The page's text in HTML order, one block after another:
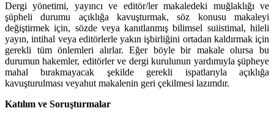
Dergi yönetimi, yayıncı ve editör/ler makaledeki muğlaklığı ve
şüpheli durumu açıklığa kavuşturmak, söz konusu makaleyi
değiştirmek için, sözde veya kanıtlanmış bilimsel suiistimal, hileli
yayın, intihal veya editörlerle yakın işbirliğini ortadan kaldırmak için
gerekli tüm önlemleri alırlar. Eğer böyle bir makale olursa bu
durumun hakemler, editörler ve dergi kurulunun yardımıyla şüpheye
mahal bırakmayacak şekilde gerekli ispatlarıyla açıklığa
kavuşturulması veyahut makalenin geri çekilmesi lazımdır.
Katılım ve Soruşturmalar